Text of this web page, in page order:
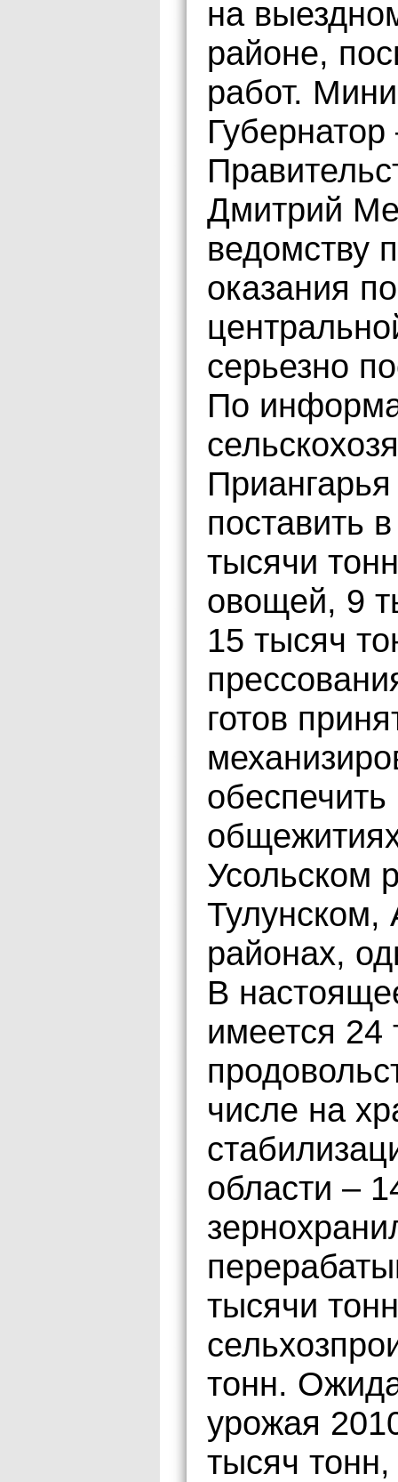
на
районе,
работ.
Дмитрий
ведомству
оказания
серьезно
По
поставить
тысячи
овощей, 9
15 тысяч
готов
Усольском
Тулунском,
районах,
В
имеется 24
числе на
области –
тысячи
тонн.
урожая
тысяч